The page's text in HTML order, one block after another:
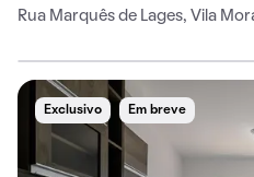
Rua Marquês de Lages, Vila
Exclusivo Em breve